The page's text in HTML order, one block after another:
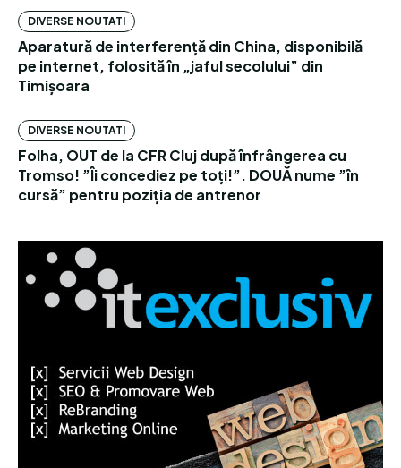
DIVERSE NOUTATI
Aparatură de interferență din China, disponibilă
pe internet, folosită în „jaful secolului” din
Timișoara
DIVERSE NOUTATI
Folha, OUT de la CFR Cluj după înfrângerea cu
Tromso! ”Îi concediez pe toți!”. DOUĂ nume ”în
cursă” pentru poziția de antrenor